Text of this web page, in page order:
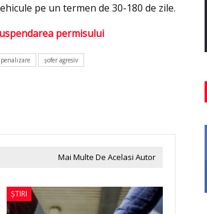
pe un termen de 30-180 de zile.
permisului
șofer agresiv
Mai Multe De Acelasi Autor
ȘTIRI